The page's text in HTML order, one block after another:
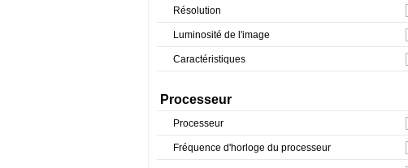
Résolution
Luminosité de l'image
Caractéristiques
Processeur
Processeur
Fréquence d'horloge du processeur